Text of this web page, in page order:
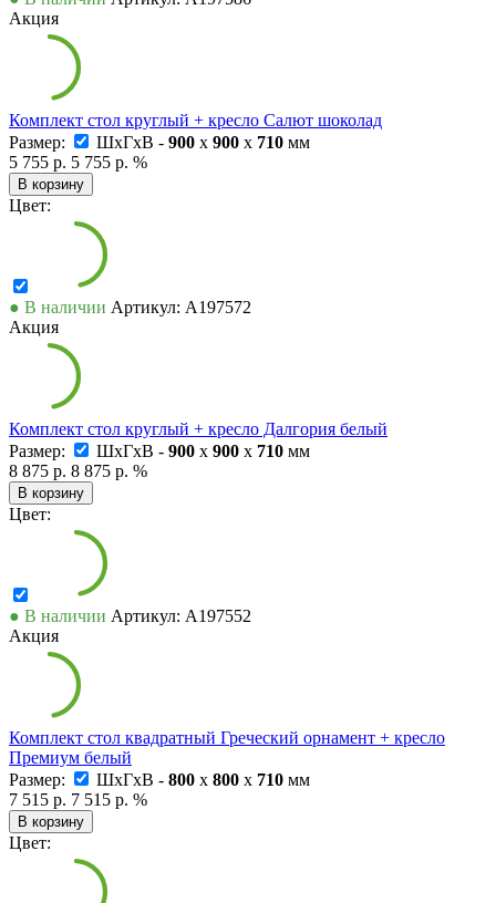
Акция
Комплект стол круглый + кресло Салют шоколад
Размер:
ШxГxВ - 900 x 900 x 710 мм
5 755 р. 5 755 р. %
В корзину
Цвет:
● В наличии Артикул: А197572
Акция
Комплект стол круглый + кресло Далгория белый
Размер:
ШxГxВ - 900 x 900 x 710 мм
8 875 р. 8 875 р. %
В корзину
Цвет:
● В наличии Артикул: А197552
Акция
Комплект стол квадратный Греческий орнамент + кресло
Премиум белый
Размер:
ШxГxВ - 800 x 800 x 710 мм
7 515 р. 7 515 р. %
В корзину
Цвет: